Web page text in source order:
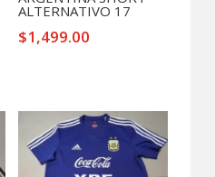
ALTERNATIVO 17
$1,499.00